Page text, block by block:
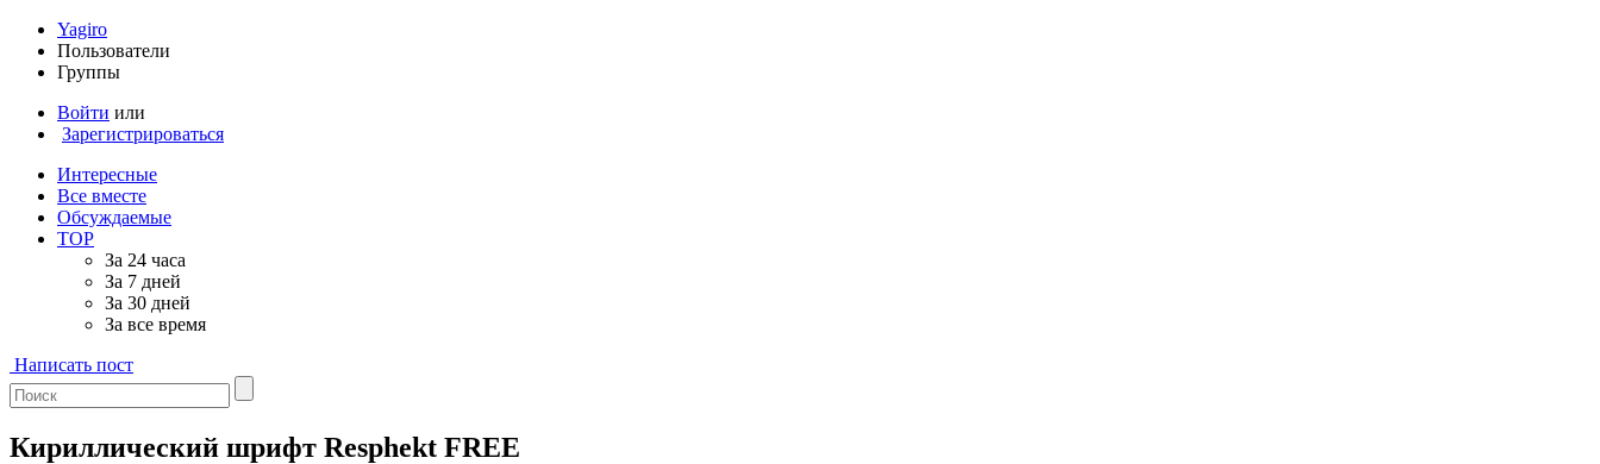
Yagiro
Пользователи
Группы
Войти или
Зарегистрироваться
Интересные
Все вместе
Обсуждаемые
TOP
За 24 часа
За 7 дней
За 30 дней
За все время
Написать пост
Кириллический шрифт Resphekt FREE